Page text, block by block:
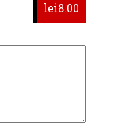
lei8.00